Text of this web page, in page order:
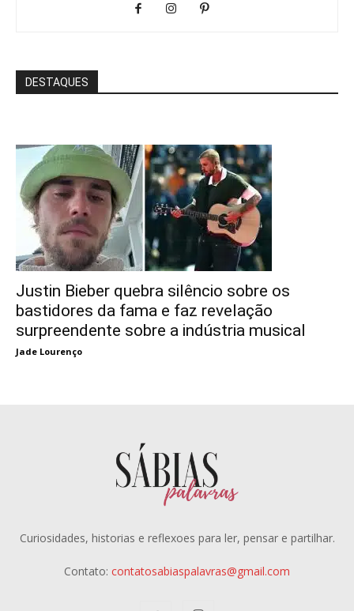
DESTAQUES
Justin Bieber quebra silêncio sobre os
bastidores da fama e faz revelação
surpreendente sobre a indústria musical
Jade Lourenço
Curiosidades, historias e reflexoes para ler, pensar e partilhar.
Contato: contatosabiaspalavras@gmail.com